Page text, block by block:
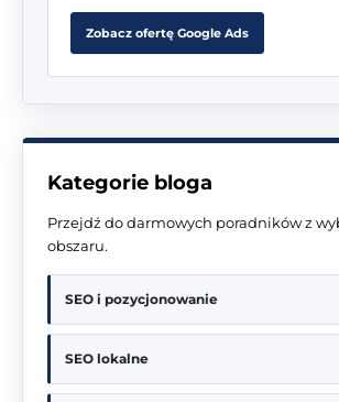
Zobacz ofertę Google Ads
Kategorie bloga
Przejdź do darmowych poradników z
obszaru.
SEO i pozycjonowanie
SEO lokalne